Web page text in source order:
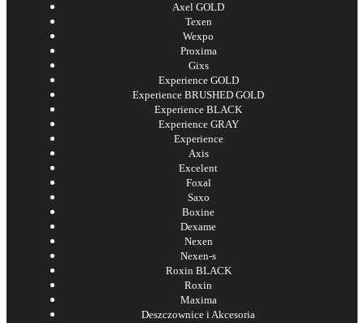
Axel GOLD
Texen
Wexpo
Proxima
Gixs
Experience GOLD
Experience BRUSHED GOLD
Experience BLACK
Experience GRAY
Experience
Axis
Excelent
Foxal
Saxo
Boxine
Dexame
Nexen
Nexen-s
Roxin BLACK
Roxin
Maxima
Deszczownice i Akcesoria